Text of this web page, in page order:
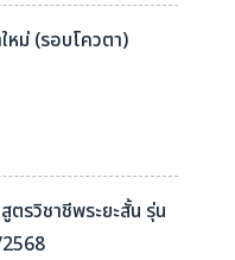
หม่ (รอบโควตา)
รวิชาชีพระยะสั้น รุ่น